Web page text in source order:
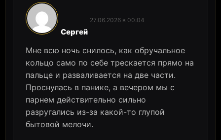
Сергей
27.06.2026 в 00:04
Мне всю ночь снилось, как обручальное
кольцо само по себе трескается прямо на
пальце и разваливается на две части.
Проснулась в панике, а вечером мы с
парнем действительно сильно
разругались из-за какой-то глупой
бытовой мелочи.